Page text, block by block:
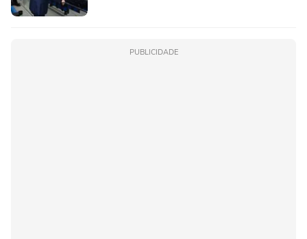
PUBLICIDADE